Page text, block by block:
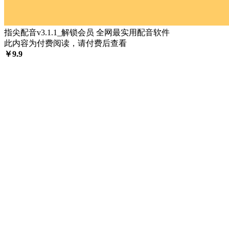
指尖配音v3.1.1_解锁会员 全网最实用配音软件
此内容为付费阅读，请付费后查看
￥9.9